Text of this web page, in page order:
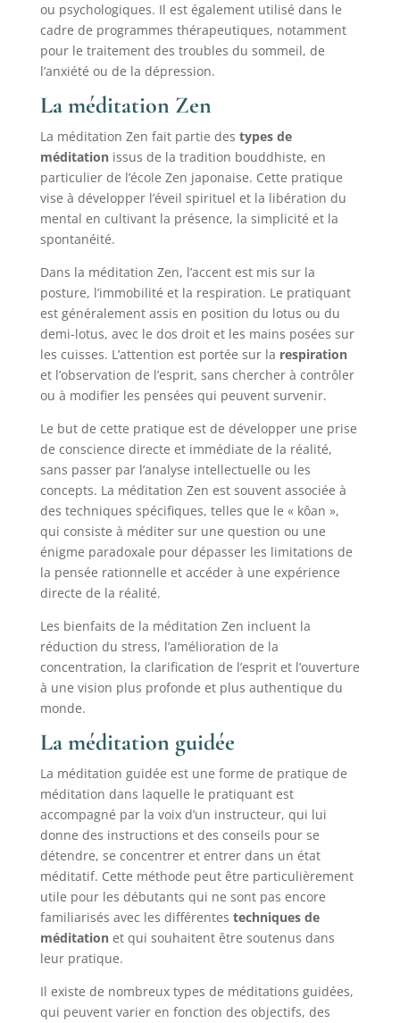
ou psychologiques. Il est également utilisé dans le
cadre de programmes thérapeutiques, notamment
pour le traitement des troubles du sommeil, de
l’anxiété ou de la dépression.
La méditation Zen
La méditation Zen fait partie des types de
méditationissus de la tradition bouddhiste, en
particulier de l’école Zen japonaise. Cette pratique
vise à développer l’éveil spirituel et la libération du
mental en cultivant la présence, la simplicité et la
spontanéité.
Dans la méditation Zen, l’accent est mis sur la
posture, l’immobilité et la respiration. Le pratiquant
est généralement assis en position du lotus ou du
demi-lotus, avec le dos droit et les mains posées sur
les cuisses. L’attention est portée sur la respiration
et l’observation de l’esprit, sans chercher à contrôler
ou à modifier les pensées qui peuvent survenir.
Le but de cette pratique est de développer une prise
de conscience directe et immédiate de la réalité,
sans passer par l’analyse intellectuelle ou les
concepts. La méditation Zen est souvent associée à
des techniques spécifiques, telles que le « kôan »,
qui consiste à méditer sur une question ou une
énigme paradoxale pour dépasser les limitations de
la pensée rationnelle et accéder à une expérience
directe de la réalité.
Les bienfaits de la méditation Zen incluent la
réduction du stress, l’amélioration de la
concentration, la clarification de l’esprit et l’ouverture
à une vision plus profonde et plus authentique du
monde.
La méditation guidée
La méditation guidée est une forme de pratique de
méditation dans laquelle le pratiquant est
accompagné par la voix d’un instructeur, qui lui
donne des instructions et des conseils pour se
détendre, se concentrer et entrer dans un état
méditatif. Cette méthode peut être particulièrement
utile pour les débutants qui ne sont pas encore
familiarisés avec les différentes techniques de
méditationet qui souhaitent être soutenus dans
leur pratique.
Il existe de nombreux types de méditations guidées,
qui peuvent varier en fonction des objectifs, des